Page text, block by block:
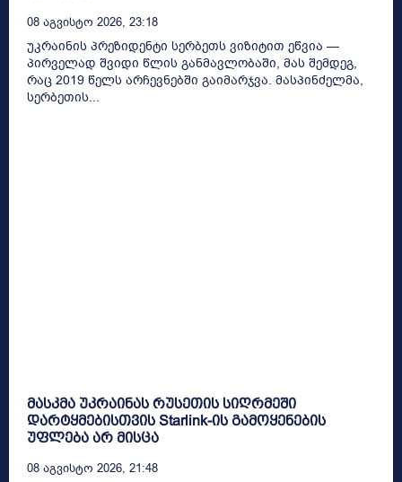
08 Აგვისტო 2026, 23:18
უკრაინის პრეზიდენტი სერბეთს ვიზიტით ეწვია —
პირველად შვიდი წლის განმავლობაში, მას შემდეგ,
რაც 2019 წელს არჩევნებში გაიმარჯვა. მასპინძელმა,
სერბეთის...
მასკმა უკრაინას რუსეთის სიღრმეში
დარტყმებისთვის Starlink-ის გამოყენების
უფლება არ მისცა
08 Აგვისტო 2026, 21:48